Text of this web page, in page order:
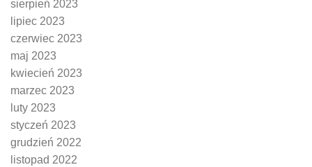
sierpień 2023
lipiec 2023
czerwiec 2023
maj 2023
kwiecień 2023
marzec 2023
luty 2023
styczeń 2023
grudzień 2022
listopad 2022